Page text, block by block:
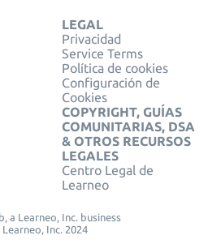
LEGAL
Privacidad
Service Terms
Política de cookies
Configuración de
Cookies
COPYRIGHT, GUÍAS
COMUNITARIAS, DSA
& OTROS RECURSOS
LEGALES
Centro Legal de
Learneo
a Learneo, Inc. business
Inc. 2024